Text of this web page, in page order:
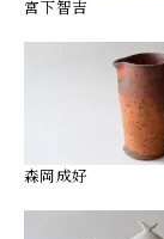
宮下智吉
森岡成好